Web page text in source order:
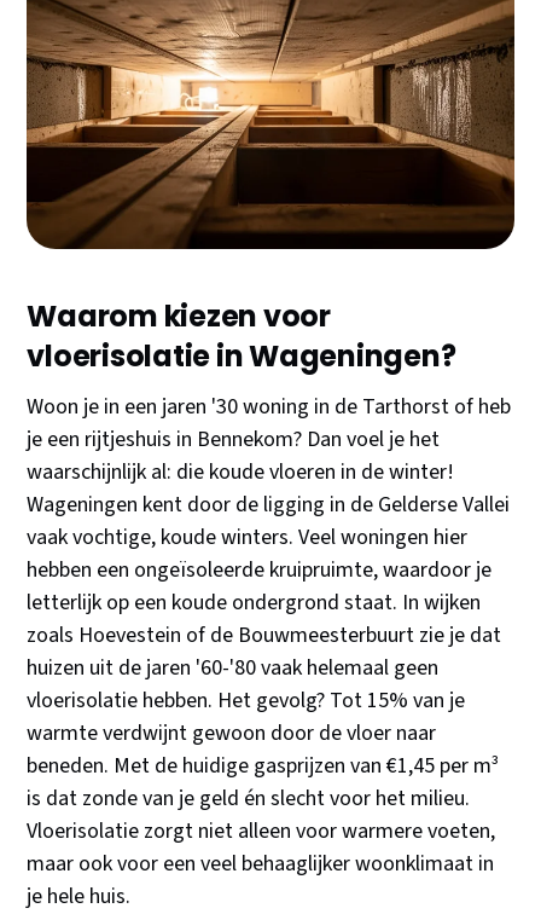
Woon je in Wageningen en twijfel je nog over
vloerisolatie? Met de huidige energieprijzen
verdien je je investering van €8-12 per m² binnen 6-
8 jaar terug. In een gemiddelde Wageningse woning
bespaar je zo €200-350 per jaar op je
energierekening. Plus: je pakt vaak €500-700
subsidie mee!
Waarom kiezen voor
vloerisolatie in Wageningen?
Woon je in een jaren '30 woning in de Tarthorst of heb
je een rijtjeshuis in Bennekom? Dan voel je het
waarschijnlijk al: die koude vloeren in de winter!
Wageningen kent door de ligging in de Gelderse Vallei
vaak vochtige, koude winters. Veel woningen hier
hebben een ongeïsoleerde kruipruimte, waardoor je
letterlijk op een koude ondergrond staat. In wijken
zoals Hoevestein of de Bouwmeesterbuurt zie je dat
huizen uit de jaren '60-'80 vaak helemaal geen
vloerisolatie hebben. Het gevolg? Tot 15% van je
warmte verdwijnt gewoon door de vloer naar
beneden. Met de huidige gasprijzen van €1,45 per m³
is dat zonde van je geld én slecht voor het milieu.
Vloerisolatie zorgt niet alleen voor warmere voeten,
maar ook voor een veel behaaglijker woonklimaat in
je hele huis.